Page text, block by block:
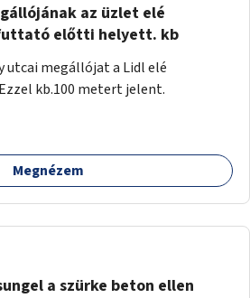
az üzlet elé
előtti helyett. kb
utcai megállójat a Lidl elé
kb.100 metert jelent.
Megnézem
a szürke beton ellen